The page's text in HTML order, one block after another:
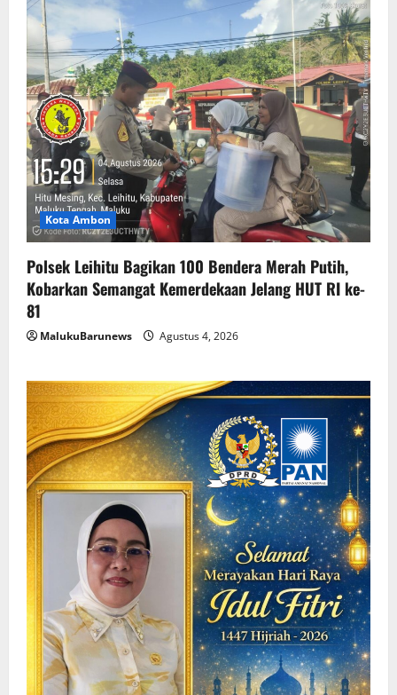
Kota Ambon
Polsek Leihitu Bagikan 100 Bendera Merah Putih,
Kobarkan Semangat Kemerdekaan Jelang HUT RI ke-
81
MalukuBarunews Agustus 4, 2026